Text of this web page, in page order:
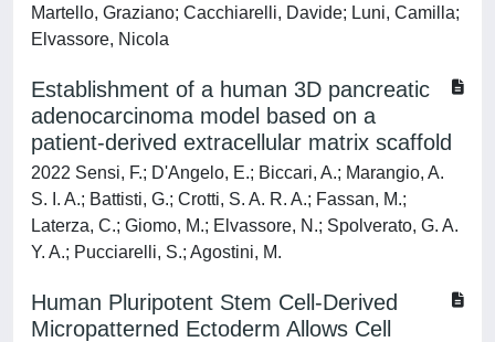
Martello, Graziano; Cacchiarelli, Davide; Luni, Camilla;
Elvassore, Nicola
Establishment of a human 3D pancreatic
adenocarcinoma model based on a
patient-derived extracellular matrix scaffold
2022 Sensi, F.; D'Angelo, E.; Biccari, A.; Marangio, A.
S. I. A.; Battisti, G.; Crotti, S. A. R. A.; Fassan, M.;
Laterza, C.; Giomo, M.; Elvassore, N.; Spolverato, G. A.
Y. A.; Pucciarelli, S.; Agostini, M.
Human Pluripotent Stem Cell-Derived
Micropatterned Ectoderm Allows Cell